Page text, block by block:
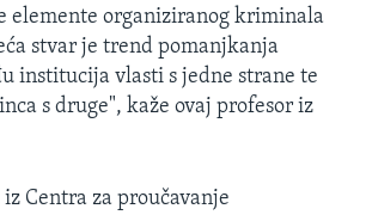
elemente organiziranog kriminala
stvar je trend pomanjkanja
institucija vlasti s jedne strane te
s druge", kaže ovaj profesor iz
Centra za proučavanje